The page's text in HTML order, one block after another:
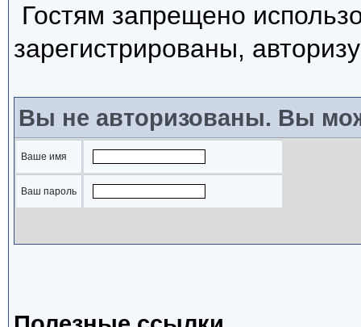
Гостям запрещено
зарегистрированы,
Вы не авторизованы. Вы
Ваше имя
Ваш пароль